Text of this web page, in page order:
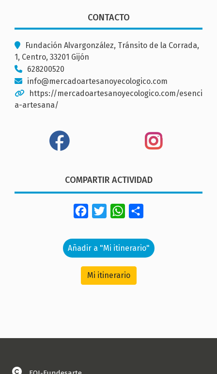
CONTACTO
Fundación Alvargonzález, Tránsito de la Corrada,
1, Centro, 33201 Gijón
628200520
info@mercadoartesanoyecologico.com
https://mercadoartesanoyecologico.com/esenci
a-artesana/
COMPARTIR ACTIVIDAD
FacebookTwitterWhatsApp
Añadir a "Mi itinerario"
Mi itinerario